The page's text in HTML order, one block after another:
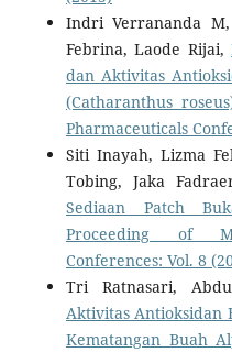
Indri Verrananda
Febrina, Laode Rijai,
dan Aktivitas
(Catharanthus
Pharmaceuticals
Siti Inayah, Lizma
Tobing, Jaka
Sediaan Patch
Proceeding of
Conferences: Vol. 8
Tri Ratnasari,
Aktivitas Antioksidan
Kematangan Buah